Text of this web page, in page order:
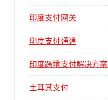
印度支付网关
印度支付通道
印度跨境支付解决方案
土耳其支付